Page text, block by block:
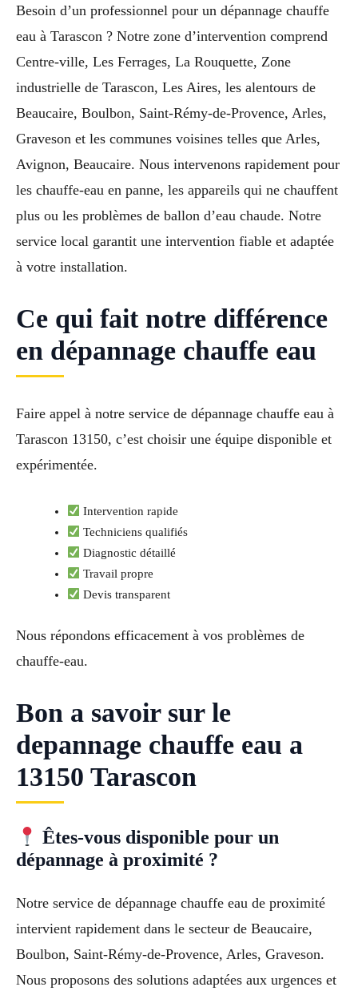
Besoin d’un professionnel pour un dépannage chauffe
eau à Tarascon ? Notre zone d’intervention comprend
Centre-ville, Les Ferrages, La Rouquette, Zone
industrielle de Tarascon, Les Aires, les alentours de
Beaucaire, Boulbon, Saint-Rémy-de-Provence, Arles,
Graveson et les communes voisines telles que Arles,
Avignon, Beaucaire. Nous intervenons rapidement pour
les chauffe-eau en panne, les appareils qui ne chauffent
plus ou les problèmes de ballon d’eau chaude. Notre
service local garantit une intervention fiable et adaptée
à votre installation.
Ce qui fait notre différence
en dépannage chauffe eau
Faire appel à notre service de dépannage chauffe eau à
Tarascon 13150, c’est choisir une équipe disponible et
expérimentée.
Intervention rapide
Techniciens qualifiés
Diagnostic détaillé
Travail propre
Devis transparent
Nous répondons efficacement à vos problèmes de
chauffe-eau.
Bon a savoir sur le
depannage chauffe eau a
13150 Tarascon
Êtes-vous disponible pour un
dépannage à proximité ?
Notre service de dépannage chauffe eau de proximité
intervient rapidement dans le secteur de Beaucaire,
Boulbon, Saint-Rémy-de-Provence, Arles, Graveson.
Nous proposons des solutions adaptées aux urgences et